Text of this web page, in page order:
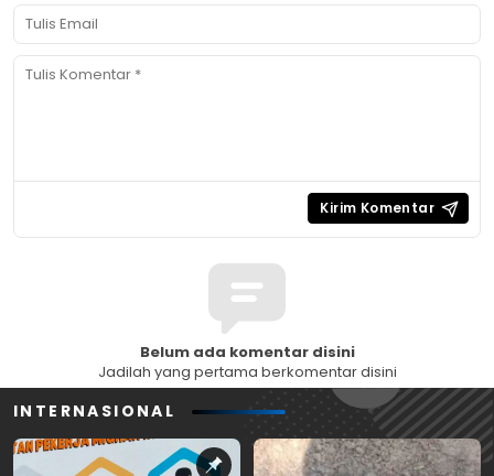
Belum ada komentar disini
Jadilah yang pertama berkomentar disini
INTERNASIONAL